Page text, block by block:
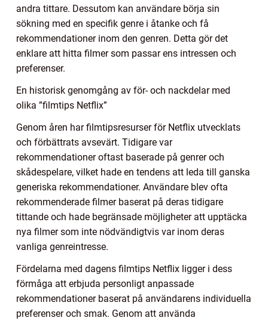
andra tittare. Dessutom kan användare börja sin
sökning med en specifik genre i åtanke och få
rekommendationer inom den genren. Detta gör det
enklare att hitta filmer som passar ens intressen och
preferenser.
En historisk genomgång av för- och nackdelar med
olika ”filmtips Netflix”
Genom åren har filmtipsresurser för Netflix utvecklats
och förbättrats avsevärt. Tidigare var
rekommendationer oftast baserade på genrer och
skådespelare, vilket hade en tendens att leda till ganska
generiska rekommendationer. Användare blev ofta
rekommenderade filmer baserat på deras tidigare
tittande och hade begränsade möjligheter att upptäcka
nya filmer som inte nödvändigtvis var inom deras
vanliga genreintresse.
Fördelarna med dagens filmtips Netflix ligger i dess
förmåga att erbjuda personligt anpassade
rekommendationer baserat på användarens individuella
preferenser och smak. Genom att använda